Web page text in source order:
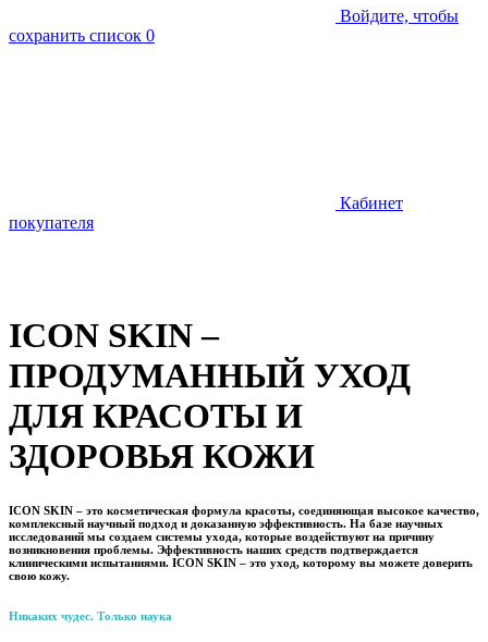
Войдите, чтобы
сохранить список 0
Кабинет
покупателя
ICON SKIN –
ПРОДУМАННЫЙ УХОД
ДЛЯ КРАСОТЫ И
ЗДОРОВЬЯ КОЖИ
ICON SKIN – это косметическая формула красоты, соединяющая высокое качество,
комплексный научный подход и доказанную эффективность. На базе научных
исследований мы создаем системы ухода, которые воздействуют на причину
возникновения проблемы. Эффективность наших средств подтверждается
клиническими испытаниями. ICON SKIN – это уход, которому вы можете доверить
свою кожу.
Никаких чудес. Только наука